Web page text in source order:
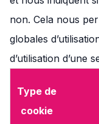
non. Cela nous
globales
d’utilisation d’une
Type de
cookie